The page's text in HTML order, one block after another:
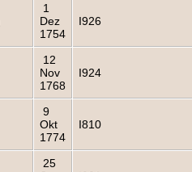
1
Dez
1754
I926
12
Nov
1768
I924
9
Okt
1774
I810
25